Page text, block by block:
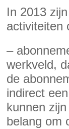
In 2013
activiteiten
–
werkveld,
de
indirect
kunnen
belang om